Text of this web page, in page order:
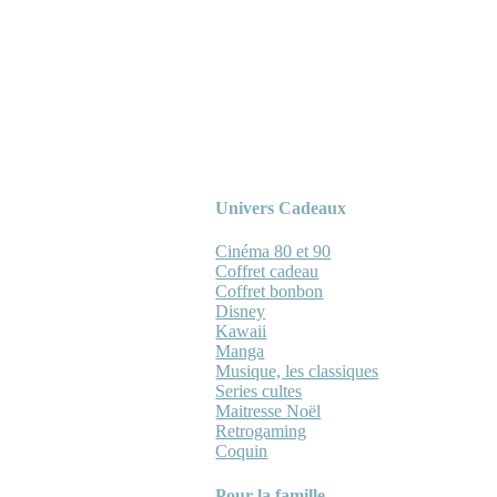
Univers Cadeaux
Cinéma 80 et 90
Coffret cadeau
Coffret bonbon
Disney
Kawaii
Manga
Musique, les classiques
Series cultes
Maitresse Noël
Retrogaming
Coquin